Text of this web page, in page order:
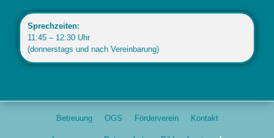
Sprechzeiten:
11:45 – 12:30 Uhr
(donnerstags und nach Vereinbarung)
Betreuung OGS Förderverein Kontakt